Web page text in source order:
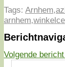
Tags: Arnhem,
arnhem,
Volgende bericht